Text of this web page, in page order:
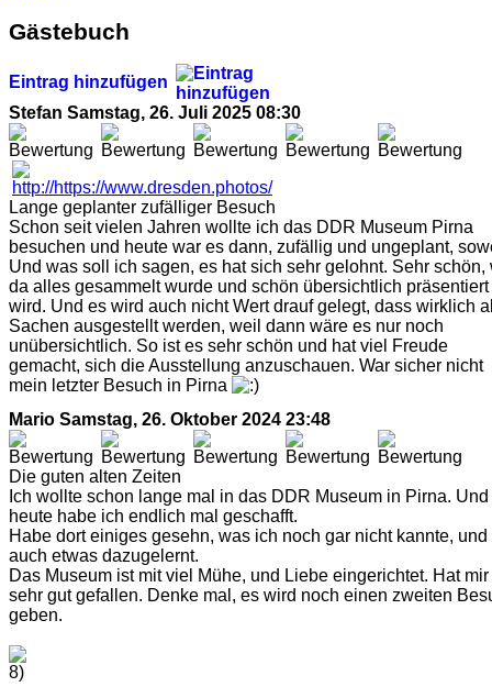
Gästebuch
Eintrag hinzufügen
Stefan Samstag, 26. Juli 2025 08:30
Lange geplanter zufälliger Besuch
Schon seit vielen Jahren wollte ich das DDR Museum Pirna
besuchen und heute war es dann, zufällig und ungeplant,
Und was soll ich sagen, es hat sich sehr gelohnt. Sehr schön,
da alles gesammelt wurde und schön übersichtlich präsentiert
wird. Und es wird auch nicht Wert drauf gelegt, dass wirklich
Sachen ausgestellt werden, weil dann wäre es nur noch
unübersichtlich. So ist es sehr schön und hat viel Freude
gemacht, sich die Ausstellung anzuschauen. War sicher nicht
mein letzter Besuch in Pirna
Mario Samstag, 26. Oktober 2024 23:48
Die guten alten Zeiten
Ich wollte schon lange mal in das DDR Museum in Pirna. Und
heute habe ich endlich mal geschafft.
Habe dort einiges gesehn, was ich noch gar nicht kannte, und
auch etwas dazugelernt.
Das Museum ist mit viel Mühe, und Liebe eingerichtet. Hat mir
sehr gut gefallen. Denke mal, es wird noch einen zweiten
geben.